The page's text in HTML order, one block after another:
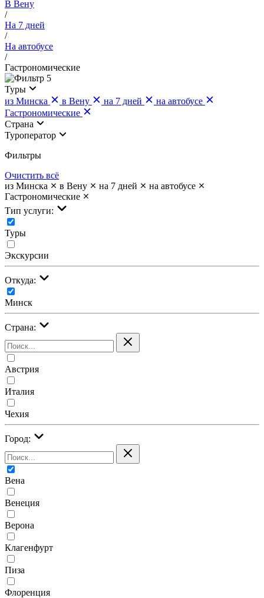
В Вену
/
На 7 дней
/
На автобусе
/
Гастрономические
5
Туры
из Минска
в Вену на 7 дней
на автобусе
Гастрономические
Страна
Туроператор
Фильтры
Очистить всё
из Минска
в Вену на 7 дней
на автобусе
Гастрономические
Тип услуги:
Туры
Экскурсии
Откуда:
Минск
Страна:
Австрия
Италия
Чехия
Город:
Вена
Венеция
Верона
Клагенфурт
Пиза
Флоренция